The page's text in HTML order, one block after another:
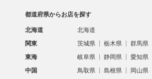
都道府県からお店を探す
北海道 北海道
関東
茨城県 栃木県 群馬県
東海
岐阜県 静岡県 愛知県
中国
鳥取県 島根県 岡山県